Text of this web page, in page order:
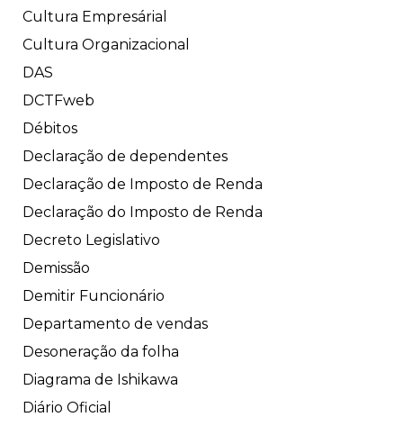
Cultura Empresárial
Cultura Organizacional
DAS
DCTFweb
Débitos
Declaração de dependentes
Declaração de Imposto de Renda
Declaração do Imposto de Renda
Decreto Legislativo
Demissão
Demitir Funcionário
Departamento de vendas
Desoneração da folha
Diagrama de Ishikawa
Diário Oficial